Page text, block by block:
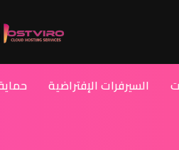
السيرفرات الإفتراضية